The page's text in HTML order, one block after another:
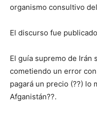
organismo consultivo
El discurso fue
El guía supremo de Irán
cometiendo un error
pagará un precio (??) lo
Afganistán??.